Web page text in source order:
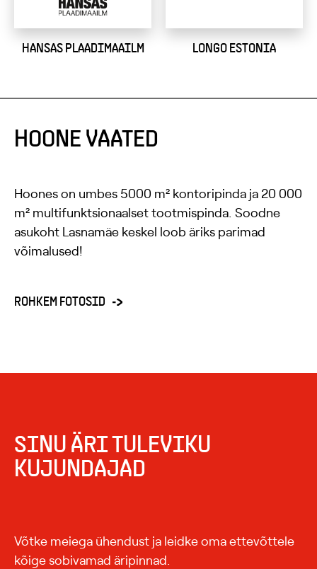
HANSAS PLAADIMAAILM LONGO ESTONIA
HOONE VAATED
Hoones on umbes 5000 m² kontoripinda ja 20 000
m² multifunktsionaalset tootmispinda. Soodne
asukoht Lasnamäe keskel loob äriks parimad
võimalused!
ROHKEM FOTOSID
SINU ÄRI TULEVIKU
KUJUNDAJAD
Võtke meiega ühendust ja leidke oma ettevõttele
kõige sobivamad äripinnad.